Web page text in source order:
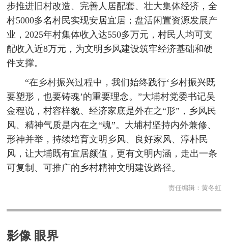
步推进旧村改造、完善人居配套、壮大集体经济，全
村5000多名村民实现安居宜居；盘活闲置资源发展产
业，2025年村集体收入达550多万元，村民人均可支
配收入近8万元，为文明乡风建设筑牢经济基础和硬
件支撑。
“在乡村振兴过程中，我们始终践行‘乡村振兴既
要塑形，也要铸魂’的重要理念。”大埔村党委书记吴
金程说，村容样貌、经济家底是外在之“形”，乡风民
风、精神气质是内在之“魂”。大埔村坚持内外兼修、
形神并举，持续培育文明乡风、良好家风、淳朴民
风，让大埔既有宜居颜值，更有文明内涵，走出一条
可复制、可推广的乡村精神文明建设路径。
责任编辑： 黄冬虹
影像 眼界